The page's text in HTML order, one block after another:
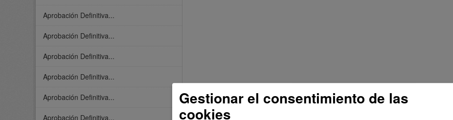
Aprobación Definitiva...
Aprobación Definitiva...
Aprobación Definitiva...
Aprobación Definitiva...
Aprobación Definitiva...
Aprobación Definitiva...
Gestionar el consentimiento de las
cookies